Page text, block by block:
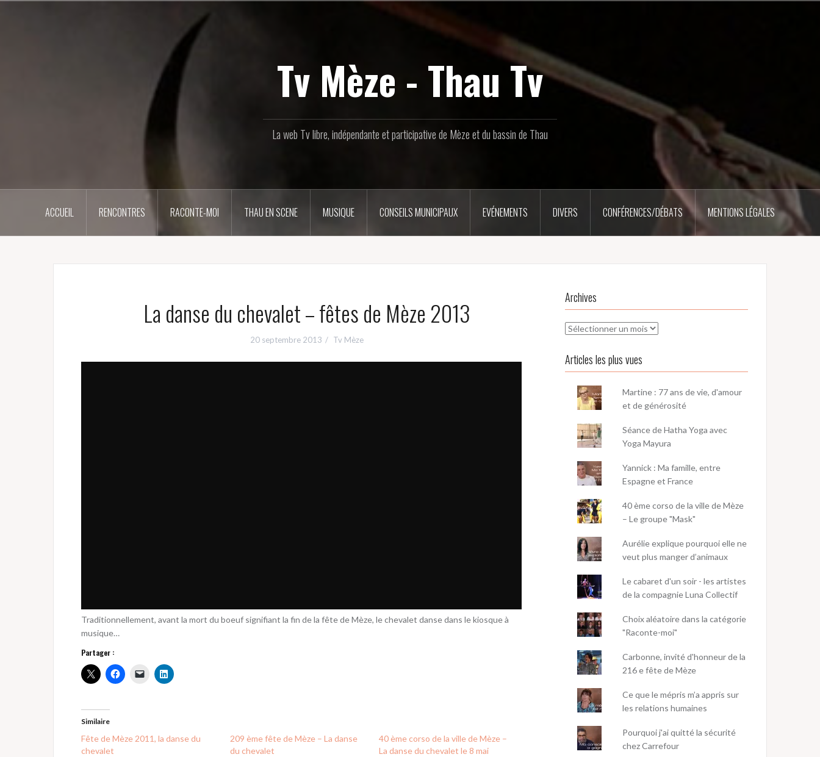
Tv Mèze - Thau Tv
La web Tv libre, indépendante et participative de Mèze et du bassin de Thau
ACCUEIL RENCONTRES RACONTE-MOI THAU EN SCENE MUSIQUE CONSEILS MUNICIPAUX EVÉNEMENTS DIVERS CONFÉRENCES/DÉBATS MENTIONS LÉGALES
La danse du chevalet – fêtes de Mèze 2013
20 septembre 2013 Tv Mèze
Traditionnellement, avant la mort du boeuf signifiant la fin de la fête de Mèze, le chevalet danse dans le kiosque à
musique…
Partager :
Similaire
Fête de Mèze 2011, la danse du
chevalet
209 ème fête de Mèze – La danse
du chevalet
40 ème corso de la ville de Mèze –
La danse du chevalet le 8 mai
Archives
Archives
Articles les plus vues
Martine : 77 ans de vie, d'amour
et de générosité
Séance de Hatha Yoga avec
Yoga Mayura
Yannick : Ma famille, entre
Espagne et France
40 ème corso de la ville de Mèze
– Le groupe "Mask"
Aurélie explique pourquoi elle ne
veut plus manger d’animaux
Le cabaret d'un soir - les artistes
de la compagnie Luna Collectif
Choix aléatoire dans la catégorie
"Raconte-moi"
Carbonne, invité d'honneur de la
216 e fête de Mèze
Ce que le mépris m’a appris sur
les relations humaines
Pourquoi j'ai quitté la sécurité
chez Carrefour